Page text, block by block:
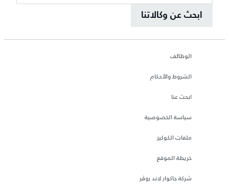
ابحث عن وكالاتنا
الوظائف
الشروط والأحكام
ابحث عنا
سياسة الخصوصية
ملفات الكوكيز
خريطة الموقع
شركة جاكوار لاند روڤر